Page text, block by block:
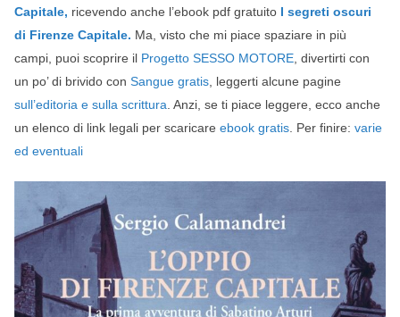
Capitale, ricevendo anche l’ebook pdf gratuito I segreti oscuri
di Firenze Capitale. Ma, visto che mi piace spaziare in più
campi, puoi scoprire il Progetto SESSO MOTORE , divertirti con
un po’ di brivido con Sangue gratis , leggerti alcune pagine
sull’editoria e sulla scrittura . Anzi, se ti piace leggere, ecco anche
un elenco di link legali per scaricare ebook gratis . Per finire: varie
ed eventuali